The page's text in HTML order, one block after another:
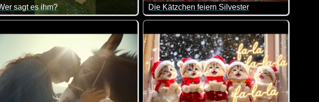
machen wollen und es nicht so wirklich klappen will.
und der riesige Gorilla.
sagt es ihm?
das nicht goldig ist.
Die Kätzchen feiern Silvester
Die niedlichen Kätzchen feiern Silvester und